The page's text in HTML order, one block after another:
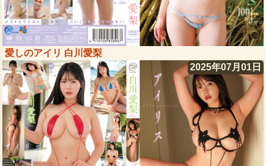
愛しのアイリ 白川愛梨
2025年07月01日